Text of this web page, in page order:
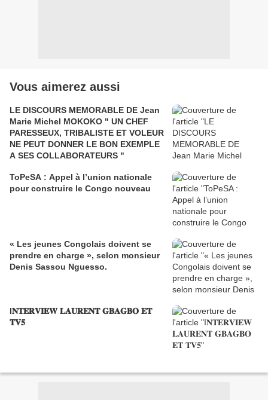
Vous aimerez aussi
LE DISCOURS MEMORABLE DE Jean
Marie Michel MOKOKO " UN CHEF
PARESSEUX, TRIBALISTE ET VOLEUR
NE PEUT DONNER LE BON EXEMPLE
A SES COLLABORATEURS "
ToPeSA : Appel à l’union nationale
pour construire le Congo nouveau
« Les jeunes Congolais doivent se
prendre en charge », selon monsieur
Denis Sassou Nguesso.
I𝐍𝐓𝐄𝐑𝐕𝐈𝐄𝐖 𝐋𝐀𝐔𝐑𝐄𝐍𝐓 𝐆𝐁𝐀𝐆𝐁𝐎 𝐄𝐓
𝐓𝐕𝟓